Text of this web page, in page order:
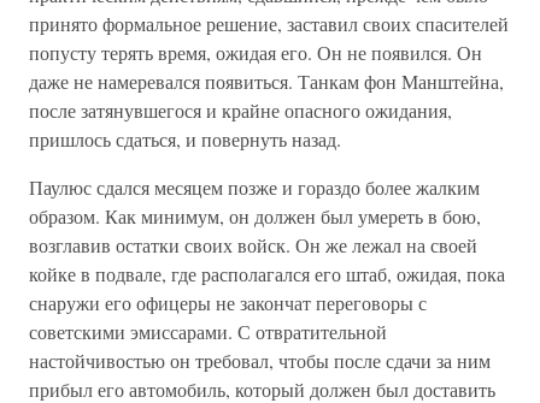
принято формальное решение, заставил своих спасителей
попусту терять время, ожидая его. Он не появился. Он
даже не намеревался появиться. Танкам фон Манштейна,
после затянувшегося и крайне опасного ожидания,
пришлось сдаться, и повернуть назад.
Паулюс сдался месяцем позже и гораздо более жалким
образом. Как минимум, он должен был умереть в бою,
возглавив остатки своих войск. Он же лежал на своей
койке в подвале, где располагался его штаб, ожидая, пока
снаружи его офицеры не закончат переговоры с
советскими эмиссарами. С отвратительной
настойчивостью он требовал, чтобы после сдачи за ним
прибыл его автомобиль, который должен был доставить